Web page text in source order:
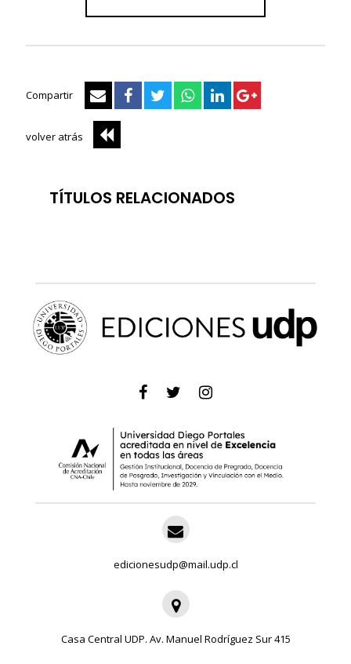
Compartir
volver atrás
TÍTULOS RELACIONADOS
edicionesudp@mail.udp.cl
Casa Central UDP. Av. Manuel Rodríguez Sur 415